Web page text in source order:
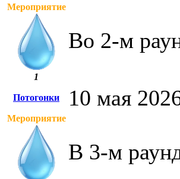
Мероприятие
1
Во 2-м
Потогонки 10 мая
Мероприятие
В 3-м